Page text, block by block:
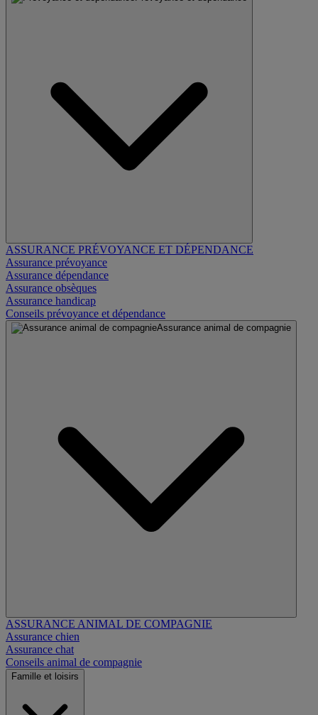
ASSURANCE PRÉVOYANCE ET DÉPENDANCE
Assurance prévoyance
Assurance dépendance
Assurance obsèques
Assurance handicap
Conseils prévoyance et dépendance
Assurance animal de compagnie
ASSURANCE ANIMAL DE COMPAGNIE
Assurance chien
Assurance chat
Conseils animal de compagnie
Famille et loisirs